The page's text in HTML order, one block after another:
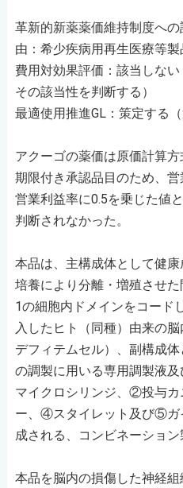
革新的新薬薬価維持制度へ
由：希少疾病用再生医療等製
費用対効果評価：該当しな
その該当性を判断する）
最適使用推進GL：策定する
アクーゴの薬価は原価計算
期限付き承認品目のため、
営業利益率に0.5を乗じた値
判断されなかった。
本品は、主構成体として健康
培養により分離・増殖させ
1の細胞内ドメインをコード
入したヒト（同種）由来の
デフィテムセル）、副構成
の調製に用いる専用調製液
マイクロシリンジ、②投与
ー、④スタイレット及び⑤ガ
成される、コンビネーション
本品を脳内の損傷した神経